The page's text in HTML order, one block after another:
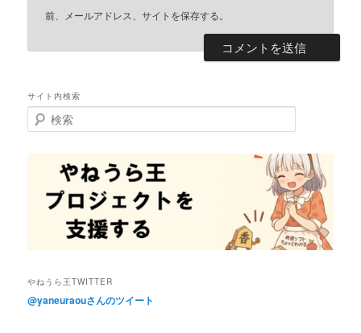
前、メールアドレス、サイトを保存する。
サイト内検索
検
索
やねうら王TWITTER
@yaneuraouさんのツイート